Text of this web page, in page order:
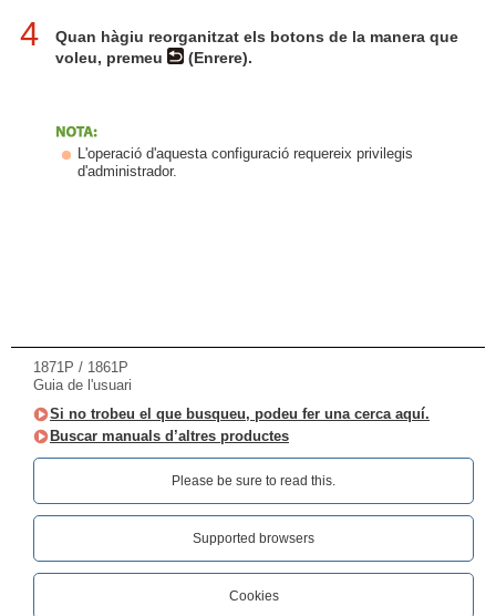
4
Quan hàgiu reorganitzat els botons de la manera que
voleu, premeu
(Enrere).
L'operació d'aquesta configuració requereix privilegis
d'administrador.
1871P / 1861P
Guia de l'usuari
Si no trobeu el que busqueu, podeu fer una cerca aquí.
Buscar manuals d’altres productes
Please be sure to read this.‎
Supported browsers
Cookies